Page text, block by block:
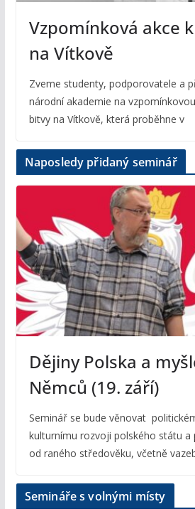
Vzpomínková akce
na Vítkově
Zveme studenty, podporovatele a
národní akademie na
bitvy na Vítkově, která proběhne v
Naposledy přidaný seminář
Dějiny Polska a
Němců (19. září)
Seminář se bude věnovat
kulturnímu rozvoji polského státu a
od raného středověku, včetně
Semináře s volnými místy